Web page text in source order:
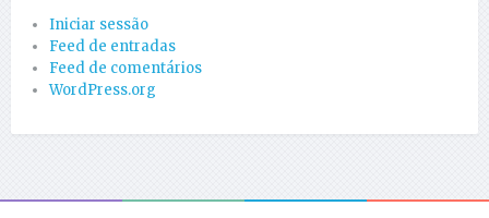
Iniciar sessão
Feed de entradas
Feed de comentários
WordPress.org